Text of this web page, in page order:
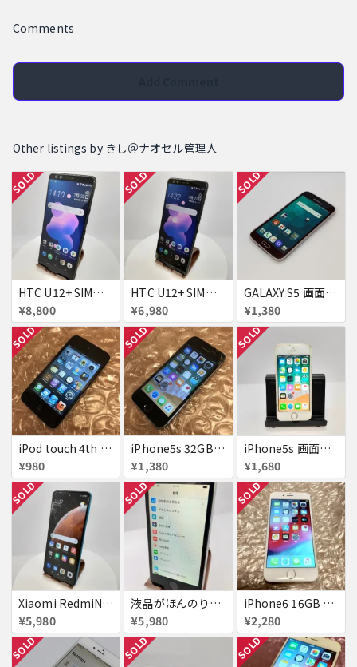
Comments
Other listings by きし＠ナオセル管理人
SOLD
HTC U12+ SIMフリー 354395090093622
¥8,800
SOLD
HTC U12+ SIMフリー 354395090091634
¥6,980
SOLD
GALAXY S5 画面焼け docomo SC-04F
¥1,380
SOLD
iPod touch 4th 32GB バッテリー劣化あり
¥980
SOLD
iPhone5s 32GB docomo 画面割れ
¥1,380
SOLD
iPhone5s 画面割れ
¥1,680
SOLD
Xiaomi RedmiNote9S SIMフリー 863954040594602
¥5,980
SOLD
液晶がほんのり黄色いiPhone SE
¥5,980
SOLD
iPhone6 16GB au 液晶表示不良
¥2,280
SOLD SOLD SOLD